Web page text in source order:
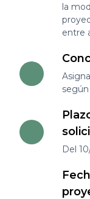
la
entre
Del